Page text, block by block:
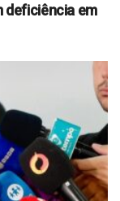
deficiência em